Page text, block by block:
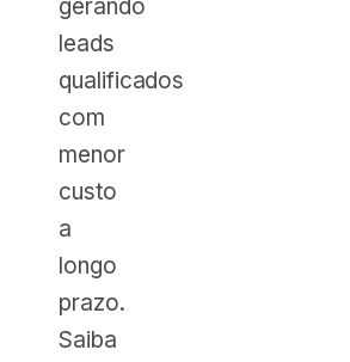
gerando
leads
qualificados
com
menor
custo
a
longo
prazo.
Saiba